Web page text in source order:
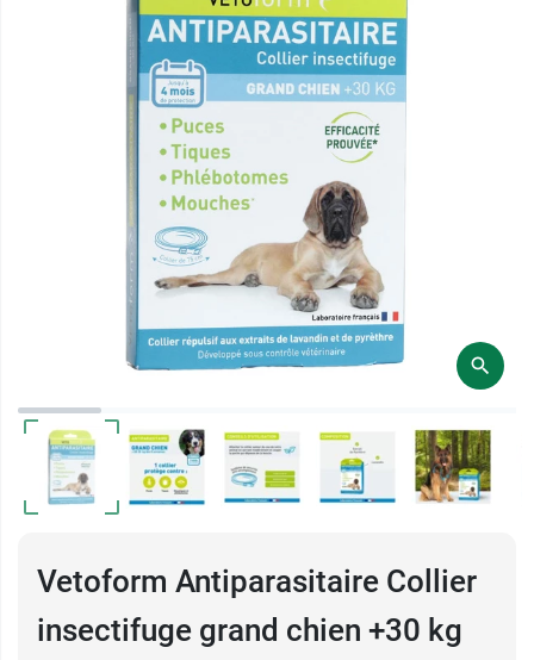
Vetoform Antiparasitaire Collier
insectifuge grand chien +30 kg